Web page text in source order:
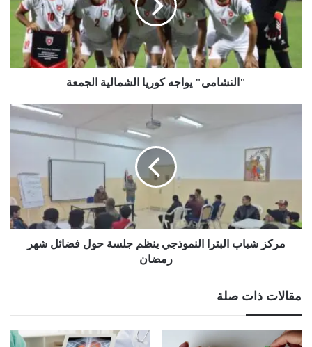
الجمعة
"النشامى" يواجه كوريا الشمالية الجمعة
النموذجي
جلسة
حول
فضائل
شهر
رمضانمركز شباب البترا النموذجي ينظم جلسة حول فضائل شهر
رمضان
مقالات ذات صلة